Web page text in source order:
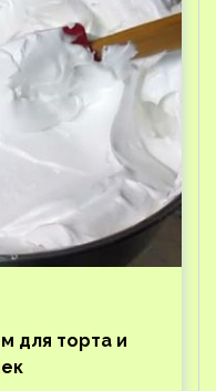
для торта и